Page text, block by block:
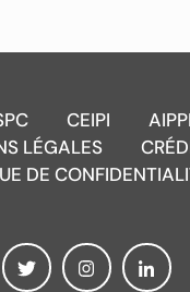
CEIPI
AIPPI
LÉGALES
DE